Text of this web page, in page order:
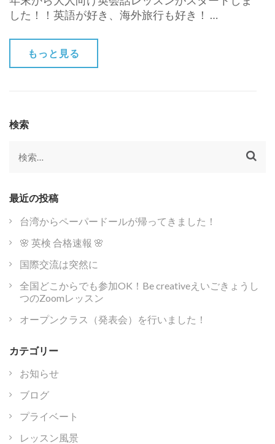
した！！英語が好き、海外旅行も好き！ …
もっと見る
検索
検
最近の投稿
台湾からペーパードールが帰ってきました！
🌸 英検 合格速報 🌸
国際交流は突然に
全国どこからでも参加OK！Be creativeえいごきょうし
つのZoomレッスン
オープンクラス（発表会）を行いました！
カテゴリー
お知らせ
ブログ
プライベート
レッスン風景